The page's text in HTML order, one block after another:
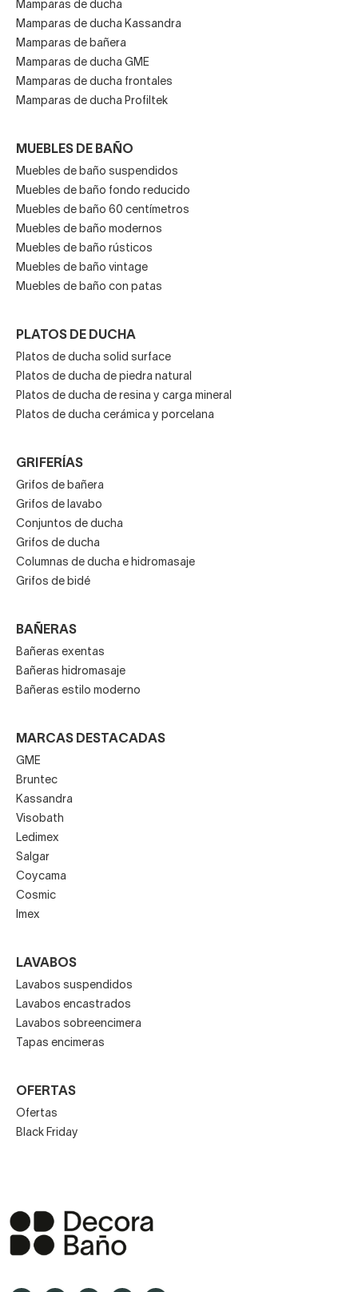
Mamparas de ducha
Mamparas de ducha Kassandra
Mamparas de bañera
Mamparas de ducha GME
Mamparas de ducha frontales
Mamparas de ducha Profiltek
MUEBLES DE BAÑO
Muebles de baño suspendidos
Muebles de baño fondo reducido
Muebles de baño 60 centímetros
Muebles de baño modernos
Muebles de baño rústicos
Muebles de baño vintage
Muebles de baño con patas
PLATOS DE DUCHA
Platos de ducha solid surface
Platos de ducha de piedra natural
Platos de ducha de resina y carga mineral
Platos de ducha cerámica y porcelana
GRIFERÍAS
Grifos de bañera
Grifos de lavabo
Conjuntos de ducha
Grifos de ducha
Columnas de ducha e hidromasaje
Grifos de bidé
BAÑERAS
Bañeras exentas
Bañeras hidromasaje
Bañeras estilo moderno
MARCAS DESTACADAS
GME
Bruntec
Kassandra
Visobath
Ledimex
Salgar
Coycama
Cosmic
Imex
LAVABOS
Lavabos suspendidos
Lavabos encastrados
Lavabos sobreencimera
Tapas encimeras
OFERTAS
Ofertas
Black Friday